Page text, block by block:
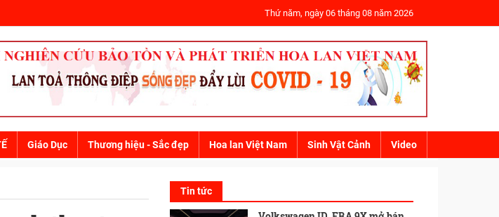
Thứ năm, ngày 06 tháng 08 năm 2026
Giáo Dục Thương hiệu - Sắc đẹp Hoa lan Việt Nam Sinh Vật Cảnh Video
Tin tức